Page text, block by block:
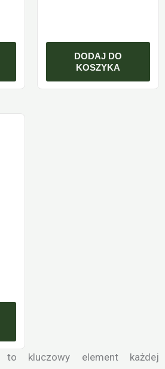
DODAJ DO
KOSZYKA
to kluczowy element każdej